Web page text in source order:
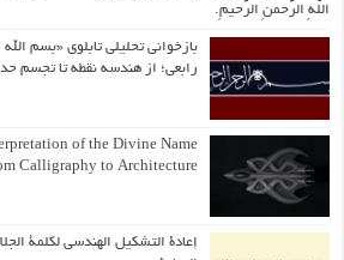
اللّهِ الرَّحمنِ الرَّحیمِ.
بازخوانی تحلیلی تابلوی «بسم
رابعی؛ از هندسه نقطه تا تجسم
of the Divine Name
Calligraphy to Architecture
إعادة التشكيل الهندسي لكلمة